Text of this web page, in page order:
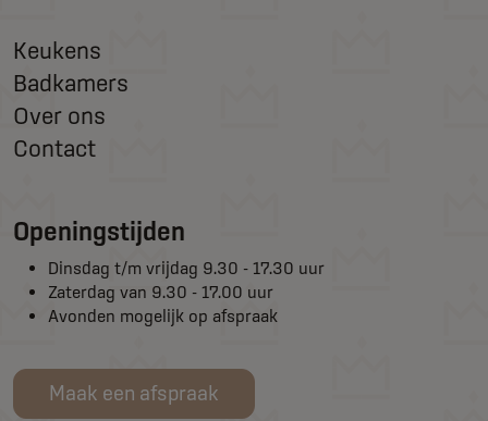
Keukens
Badkamers
Over ons
Contact
Openingstijden
Dinsdag t/m vrijdag 9.30 - 17.30 uur
Zaterdag van 9.30 - 17.00 uur
Avonden mogelijk op afspraak
Maak een afspraak